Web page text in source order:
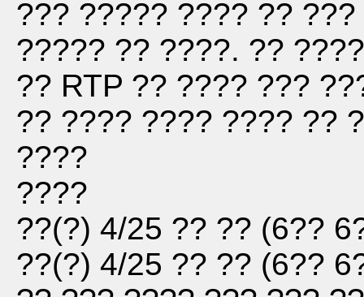
??? ????? ???? ??
????? ?? ????. ??
?? RTP ?? ???? ???
?? ???? ???? ???? ??
????
????
??(?) 4/25 ?? ?? (6??
??(?) 4/25 ?? ?? (6??